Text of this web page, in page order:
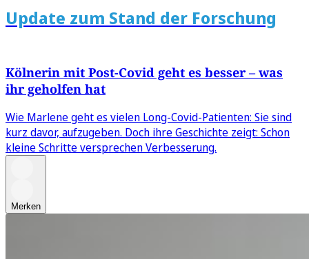
Update zum Stand der Forschung
Kölnerin mit Post-Covid geht es besser – was
ihr geholfen hat
Wie Marlene geht es vielen Long-Covid-Patienten: Sie sind
kurz davor, aufzugeben. Doch ihre Geschichte zeigt: Schon
kleine Schritte versprechen Verbesserung.
Merken